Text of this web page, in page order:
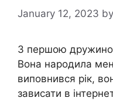
January 12, 2023 by
З першою
Вона народила
виповнився рік,
зависати в